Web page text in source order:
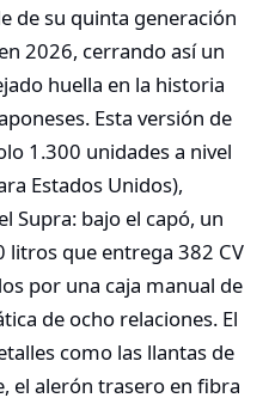
de su quinta generación
2026, cerrando así un
huella en la historia
Esta versión de
1.300 unidades a nivel
Estados Unidos),
Supra: bajo el capó, un
litros que entrega 382 CV
por una caja manual de
de ocho relaciones. El
como las llantas de
el alerón trasero en fibra